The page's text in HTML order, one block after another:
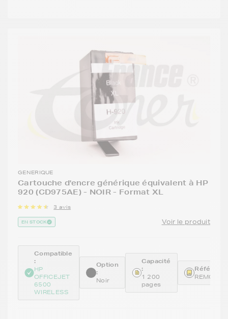
GENERIQUE
Cartouche d'encre générique équivalent à HP
920 (CD975AE) - NOIR - Format XL
3 avis
EN STOCK Voir le produit
Compatible
:
HP
OFFICEJET
6500
WIRELESS
Option
:
Noir
Capacité
:
1 200
pages